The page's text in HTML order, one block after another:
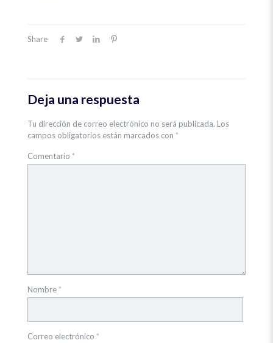
Share
Deja una respuesta
Tu dirección de correo electrónico no será publicada. Los
campos obligatorios están marcados con *
Comentario *
Nombre*
Correo electrónico *